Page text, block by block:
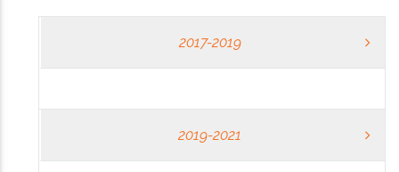
2017-2019
2019-2021